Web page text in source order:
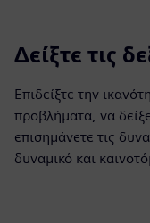
Δείξτε τις
Επιδείξτε την
προβλήματα, να
επισημάνετε τις
δυναμικό και